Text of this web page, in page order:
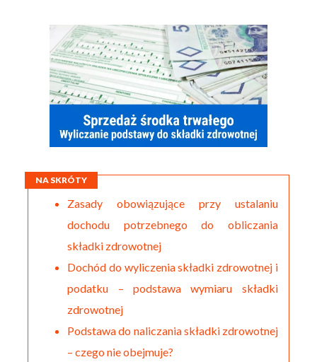
NA SKRÓTY
Zasady obowiązujące przy ustalaniu
dochodu potrzebnego do obliczania
składki zdrowotnej
Dochód do wyliczenia składki zdrowotnej i
podatku – podstawa wymiaru składki
zdrowotnej
Podstawa do naliczania składki zdrowotnej
– czego nie obejmuje?